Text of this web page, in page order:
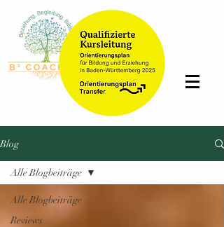
Bettina
Schmidt
Blog
Alle Blogbeiträge
Reviews
Alle Blogbeiträge